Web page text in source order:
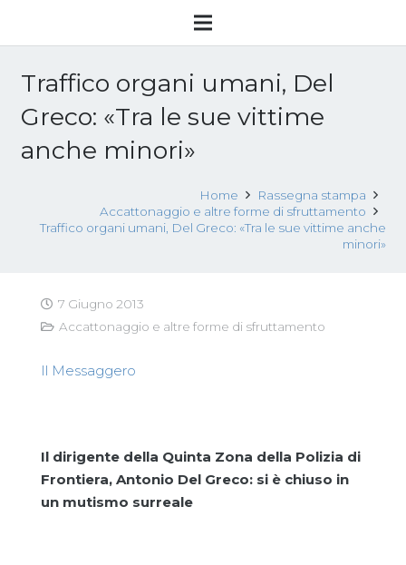
Traffico organi umani, Del
Greco: «Tra le sue vittime
anche minori»
Home
Rassegna stampa
Accattonaggio e altre forme di sfruttamento
Traffico organi umani, Del Greco: «Tra le sue vittime anche
minori»
7 Giugno 2013
Accattonaggio e altre forme di sfruttamento
Il Messaggero
Il dirigente della Quinta Zona della Polizia di
Frontiera, Antonio Del Greco: si è chiuso in
un mutismo surreale